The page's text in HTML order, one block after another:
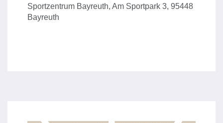
Sportzentrum Bayreuth, Am Sportpark 3, 95448
Bayreuth